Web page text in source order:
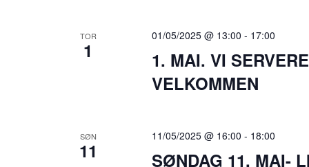
TOR
1
01/05/2025 @ 13:00 - 17:00
1. MAI. VI
VELKOMMEN
SØN
11
11/05/2025 @ 16:00 - 18:00
SØNDAG 11. MAI-